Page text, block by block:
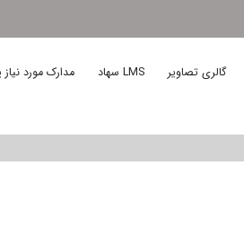
گالری تصاویر LMS سهاد مدارک مورد نیاز